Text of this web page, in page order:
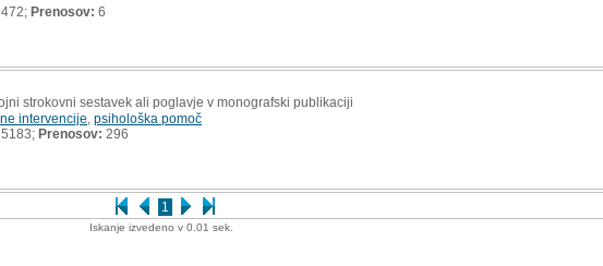
1
472; Prenosov: 6
strokovni sestavek ali poglavje v monografski publikaciji
intervencije psihološka pomoč
5183; Prenosov: 296
Iskanje izvedeno v 0.01 sek.